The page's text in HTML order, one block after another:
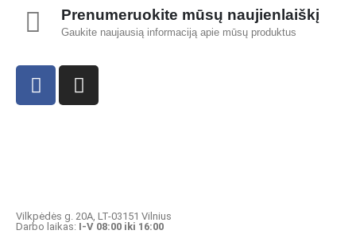
Prenumeruokite mūsų naujienlaiškį
Gaukite naujausią informaciją apie mūsų produktus
Vilkpėdės g. 20A, LT-03151 Vilnius
Darbo laikas: I-V 08:00 iki 16:00